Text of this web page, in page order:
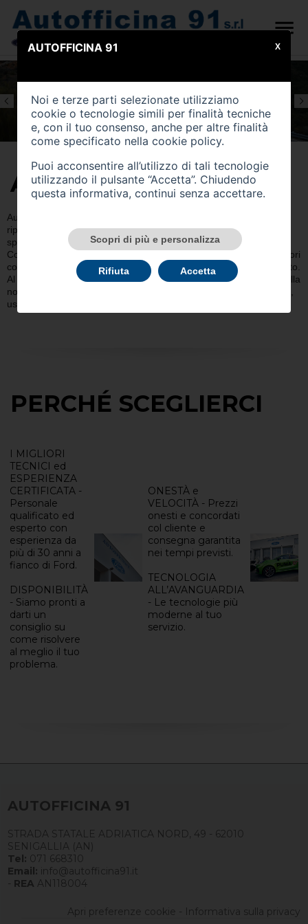
AUTOFFICINA 91
Autofficina 91 si occupa di
riparazioni auto.Autofficina autorizzata Ford, l’azienda è
specializzata nella vendita e assistenza di auto Ford.
Con una lunga esperienza nel settore, il personale garantisce lavori
completi e di qualità che sapranno rimettere a nuovo la vostra auto.
Al tuo fianco per offriti tutti i servizi per la tua l'auto. Nella sede della
nostra autofficina ci occupiamo anche della vendita di auto nuove,
usate e a km 0 multimarca e specializzati Ford.
PERCHÉ SCEGLIERCI
I MIGLIORI
TECNICI ed
ESPERIENZA
CERTIFICATA -
Personale
qualificato ed
esperto con
esperienza da
più di 30 anni a
fianco di Ford.
DISPONIBILITÀ
- Siamo pronti a
darti un
consiglio su
come risolvere
al meglio il tuo
problema.
ONESTÀ e
VELOCITÀ - Prezzi
onesti e concordati
col cliente e
consegna garantita
nei tempi previsti.
TECNOLOGIA
ALL’AVANGUARDIA
- Le tecnologie più
moderne al tuo
servizio.
AUTOFFICINA 91
STRADA STATALE ADRIATICA NORD, 49 - 62010
SENIGALLIA (AN)
Tel: 071 668310
Email: info@autofficina91.it
- REA AN118004
Apri preferenze cookie - Informativa sulla privacy
AUTOFFICINA 91
Noi e terze parti selezionate utilizziamo
cookie o tecnologie simili per finalità tecniche
e, con il tuo consenso, anche per altre finalità
come specificato nella cookie policy.
Puoi acconsentire all’utilizzo di tali tecnologie
utilizzando il pulsante “Accetta”. Chiudendo
questa informativa, continui senza accettare.
Scopri di più e personalizza
Rifiuta Accetta
X